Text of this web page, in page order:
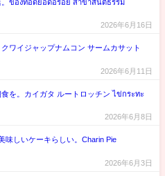
2026年6月16日
。ของทอดยอดอร่อย สาขาสันติธรรม
2026年6月11日
ワイジャップナムコン サームカサット
2026年6月8日
を。カイガタ ルートロッチン ไข่กระทะ
2026年6月3日
味しいケーキらしい。Charin Pie